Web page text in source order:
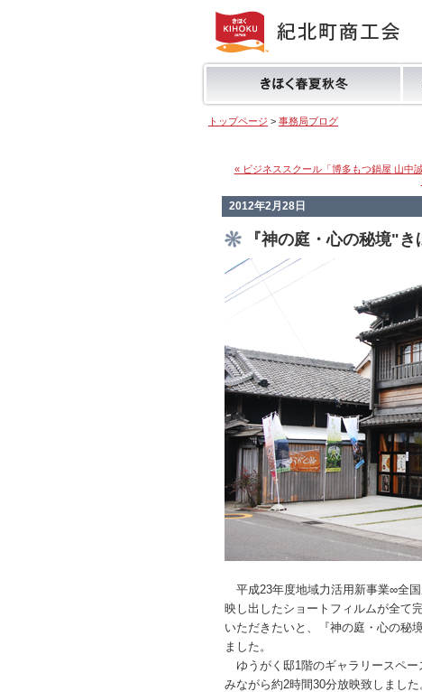
トップページ > 事務局ブログ
« ビジネススクール「博多もつ鍋屋 山中
2012年2月28日
『神の庭・心の秘境"
平成23年度地域力活用新事業∞全
映し出したショートフィルムが全て
いただきたいと、『神の庭・心の秘
ました。
ゆうがく邸1階のギャラリースペー
みながら約2時間30分放映致しまし